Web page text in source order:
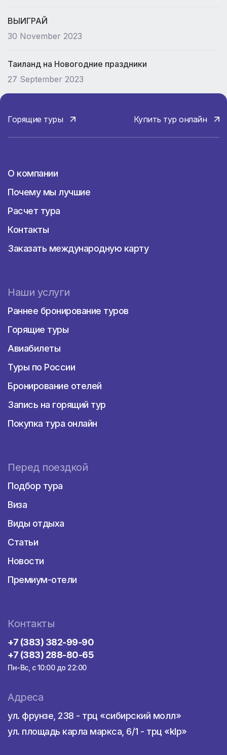
ВЫИГРАЙ
30 November 2023
Таиланд на Новогодние праздники
27 September 2023
Горящие туры Купить тур онлайн
О компании
Почему мы лучшие
Расчет тура
Контакты
Заказать международную карту
Наши услуги
Раннее бронирование туров
Горящие туры
Авиабилеты
Туры по России
Бронирование отелей
Запись на горящий тур
Покупка тура онлайн
Перед поездкой
Подбор тура
Виза
Виды отдыха
Статьи
Новости
Премиум-отели
Контакты
+7 (383) 382-99-90
+7 (383) 288-80-65
Пн-Вс, с 10:00 до 22:00
Адреса
ул. фрунзе, 238 - трц «сибирский молл»
ул. площадь карла маркса, 6/1 - трц «klp»